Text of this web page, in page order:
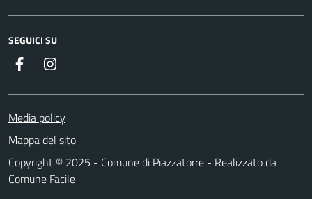
SEGUICI SU
Facebook
Media policy
Mappa del sito
Copyright © 2025 - Comune di Piazzatorre - Realizzato da
Comune Facile